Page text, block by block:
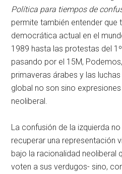
Política para tiempos de
permite también entender que
democrática actual en el
1989 hasta las protestas del
pasando por el 15M,
primaveras árabes y las
global no son sino
neoliberal.
La confusión de la izquierda
recuperar una representación
bajo la racionalidad neoliberal
voten a sus verdugos- sino,